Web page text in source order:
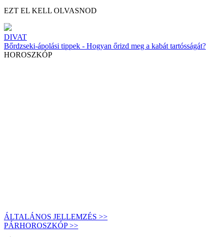
EZT EL KELL OLVASNOD
DIVAT
Bőrdzseki-ápolási tippek - Hogyan őrizd meg a kabát tartósságát?
HOROSZKÓP
ÁLTALÁNOS JELLEMZÉS >>
PÁRHOROSZKÓP >>